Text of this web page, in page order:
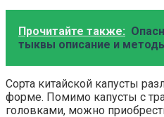
Прочитайте также:
тыквы описание и
Сорта китайской капусты
форме. Помимо капусты с
головками, можно